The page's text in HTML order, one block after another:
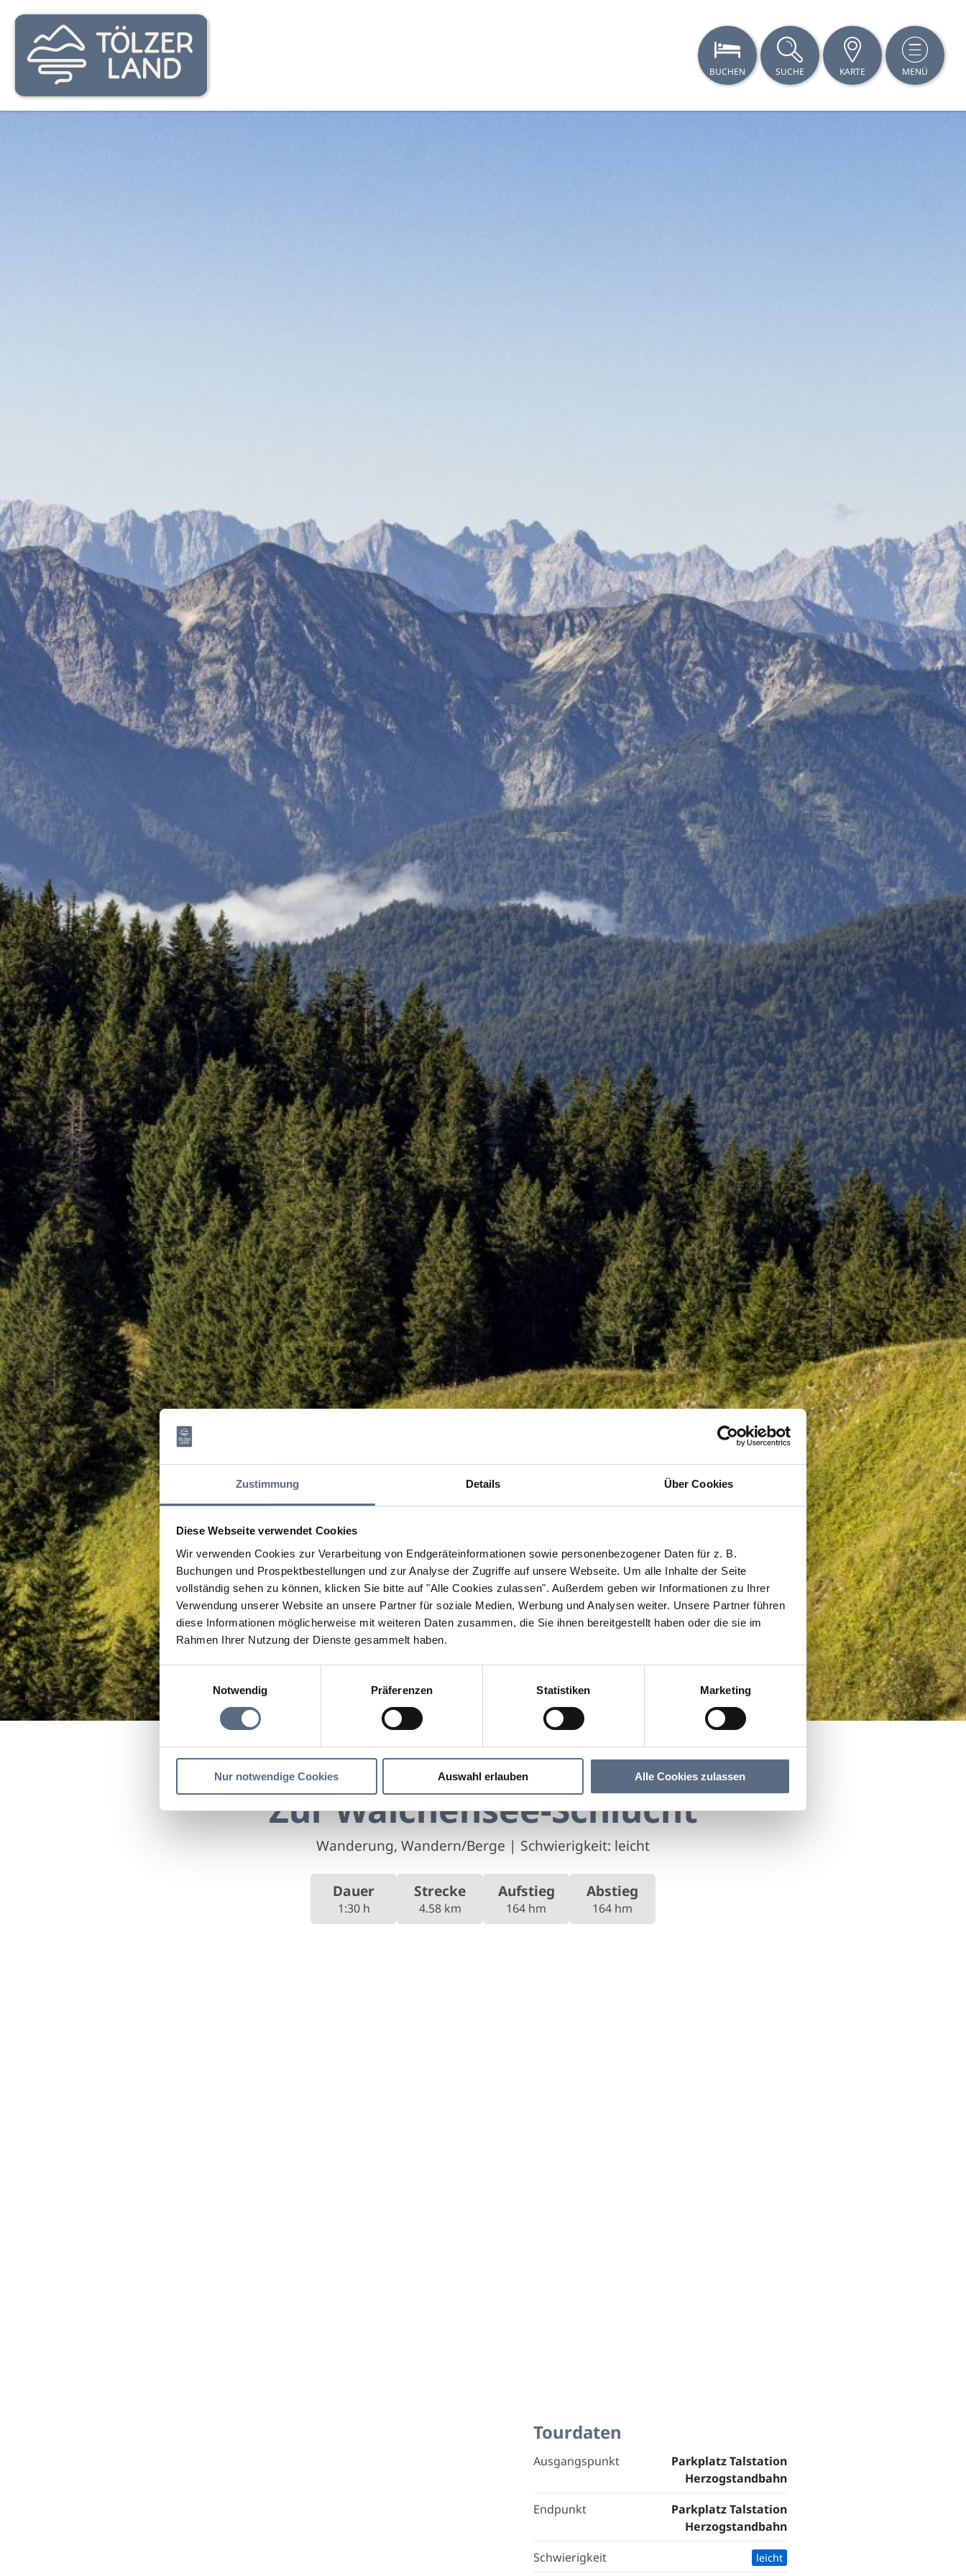
Zustimmung Details Über Cookies
Diese Webseite verwendet Cookies
Wir verwenden Cookies zur Verarbeitung von Endgeräteinformationen sowie personenbezogener Daten für z. B.
Buchungen und Prospektbestellungen und zur Analyse der Zugriffe auf unsere Webseite. Um alle Inhalte der Seite
vollständig sehen zu können, klicken Sie bitte auf "Alle Cookies zulassen". Außerdem geben wir Informationen zu Ihrer
Verwendung unserer Website an unsere Partner für soziale Medien, Werbung und Analysen weiter. Unsere Partner führen
diese Informationen möglicherweise mit weiteren Daten zusammen, die Sie ihnen bereitgestellt haben oder die sie im
Rahmen Ihrer Nutzung der Dienste gesammelt haben.
Einwilligungsauswahl
Notwendig
Präferenzen Statistiken Marketing
Nur notwendige Cookies Auswahl erlauben Alle Cookies zulassen
BUCHEN SUCHE KARTE MENÜ
Zur Walchensee-Schlucht
Zur Walchensee-Schlucht
Wanderung, Wandern/Berge | Schwierigkeit: leicht
Dauer
1:30 h
Strecke
4.58 km
Aufstieg
164 hm
Abstieg
164 hm
Tourdaten
Ausgangspunkt
Parkplatz Talstation
Herzogstandbahn
Endpunkt
Parkplatz Talstation
Herzogstandbahn
Schwierigkeit
leicht